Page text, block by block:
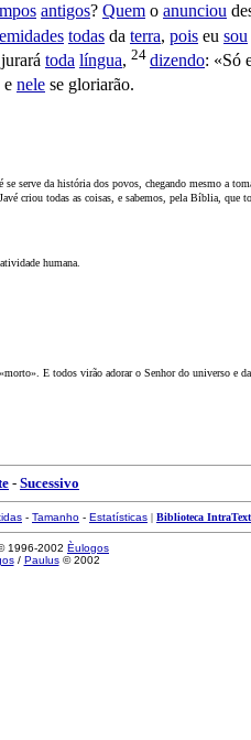
antigos? Quem o anunciou
todas da terra, pois eu sou
jurará toda língua, 24 dizendo: «Só
e nele se gloriarão.
serve da história dos povos, chegando mesmo a
criou todas as coisas, e sabemos, pela Bíblia,
humana.
E todos virão adorar o Senhor do universo e
- Sucessivo
- Tamanho - Estatísticas | Biblioteca IntraText
1996-2002 Èulogos
/ Paulus© 2002